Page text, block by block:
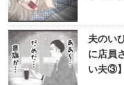
夫のい
に店員
い夫③